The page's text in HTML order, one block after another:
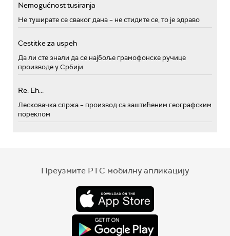
Nemogućnost tusiranja
Не туширате се сваког дана – не стидите се, то је здраво
Cestitke za uspeh
Да ли сте знали да се најбоље грамофонске ручице
производе у Србији
Re: Eh...
Лесковачка спржа – производ са заштићеним географским
пореклом
Преузмите РТС мобилну апликацију